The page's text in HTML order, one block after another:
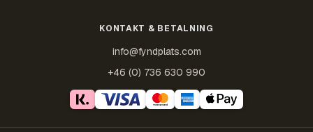
KONTAKT & BETALNING
info@fyndplats.com
+46 (0) 736 630 990